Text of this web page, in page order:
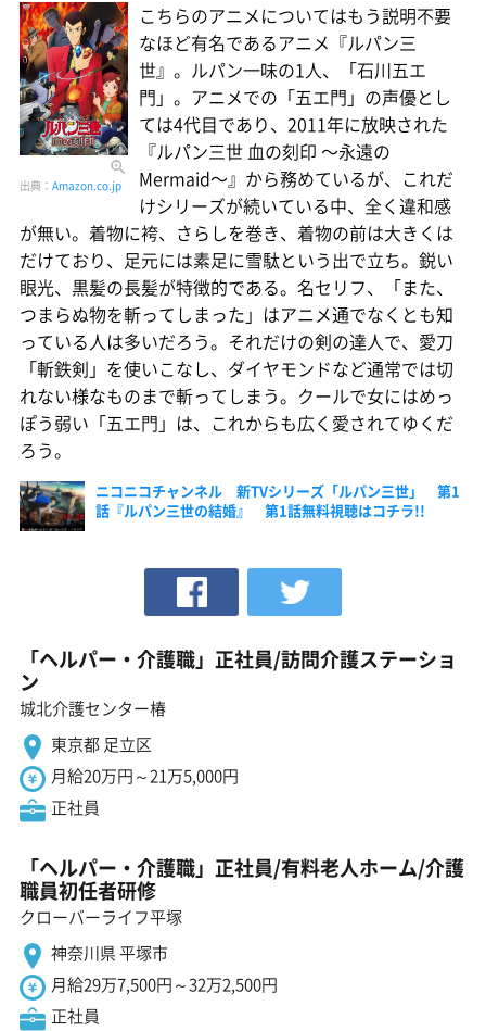
出典： Amazon.co.jp
こちらのアニメについてはもう説明不要
なほど有名であるアニメ『ルパン三
世』。ルパン一味の1人、「石川五エ
門」。アニメでの「五エ門」の声優とし
ては4代目であり、2011年に放映された
『ルパン三世 血の刻印 〜永遠の
Mermaid〜』から務めているが、これだ
けシリーズが続いている中、全く違和感
が無い。着物に袴、さらしを巻き、着物の前は大きくは
だけており、足元には素足に雪駄という出で立ち。鋭い
眼光、黒髪の長髪が特徴的である。名セリフ、「また、
つまらぬ物を斬ってしまった」はアニメ通でなくとも知
っている人は多いだろう。それだけの剣の達人で、愛刀
「斬鉄剣」を使いこなし、ダイヤモンドなど通常では切
れない様なものまで斬ってしまう。クールで女にはめっ
ぽう弱い「五エ門」は、これからも広く愛されてゆくだ
ろう。
ニコニコチャンネル 新TVシリーズ「ルパン三世」 第1
話『ルパン三世の結婚』 第1話無料視聴はコチラ!!
「ヘルパー・介護職」正社員/訪問介護ステーショ
ン
城北介護センター椿
東京都 足立区
月給20万円～21万5,000円
正社員
「ヘルパー・介護職」正社員/有料老人ホーム/介護
職員初任者研修
クローバーライフ平塚
神奈川県 平塚市
月給29万7,500円～32万2,500円
正社員